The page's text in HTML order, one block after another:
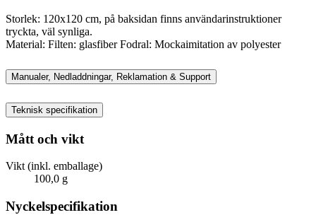
Storlek: 120x120 cm, på baksidan finns användarinstruktioner
tryckta, väl synliga.
Material: Filten: glasfiber Fodral: Mockaimitation av polyester
Manualer, Nedladdningar, Reklamation & Support
Teknisk specifikation
Mått och vikt
Vikt (inkl. emballage)
100,0 g
Nyckelspecifikation